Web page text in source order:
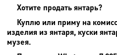
Хотите продать янтарь?
Куплю или приму на
изделия из янтаря, куски
музея.